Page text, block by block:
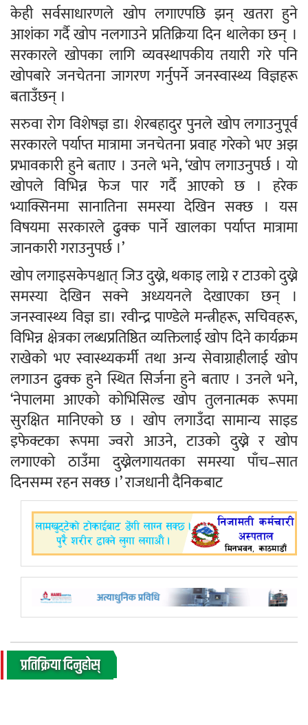
केही सर्वसाधारणले खोप लगाएपछि झन् खतरा हुने
आशंका गर्दै खोप नलगाउने प्रतिक्रिया दिन थालेका छन् ।
सरकारले खोपका लागि व्यवस्थापकीय तयारी गरे पनि
खोपबारे जनचेतना जागरण गर्नुपर्ने जनस्वास्थ्य विज्ञहरू
बताउँछन् ।
सरुवा रोग विशेषज्ञ डा। शेरबहादुर पुनले खोप लगाउनुपूर्व
सरकारले पर्याप्त मात्रामा जनचेतना प्रवाह गरेको भए अझ
प्रभावकारी हुने बताए । उनले भने, ‘खोप लगाउनुपर्छ । यो
खोपले विभिन्न फेज पार गर्दै आएको छ । हरेक
भ्याक्सिनमा सानातिना समस्या देखिन सक्छ । यस
विषयमा सरकारले ढुक्क पार्ने खालका पर्याप्त मात्रामा
जानकारी गराउनुपर्छ ।’
खोप लगाइसकेपश्चात् जिउ दुख्ने, थकाइ लाग्ने र टाउको दुख्ने
समस्या देखिन सक्ने अध्ययनले देखाएका छन् ।
जनस्वास्थ्य विज्ञ डा। रवीन्द्र पाण्डेले मन्त्रीहरू, सचिवहरू,
विभिन्न क्षेत्रका लब्धप्रतिष्ठित व्यक्तिलाई खोप दिने कार्यक्रम
राखेको भए स्वास्थ्यकर्मी तथा अन्य सेवाग्राहीलाई खोप
लगाउन ढुक्क हुने स्थित सिर्जना हुने बताए । उनले भने,
‘नेपालमा आएको कोभिसिल्ड खोप तुलनात्मक रूपमा
सुरक्षित मानिएको छ । खोप लगाउँदा सामान्य साइड
इफेक्टका रूपमा ज्वरो आउने, टाउको दुख्ने र खोप
लगाएको ठाउँमा दुख्नेलगायतका समस्या पाँच–सात
दिनसम्म रहन सक्छ ।’ राजधानी दैनिकबाट
प्रतिक्रिया दिनुहोस्